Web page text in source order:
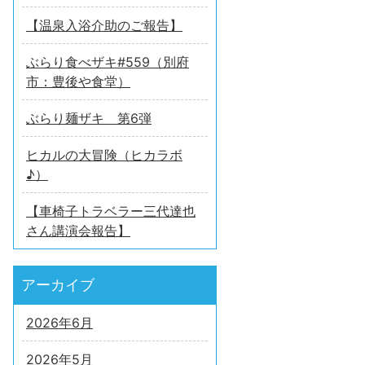
【温泉入浴介助のご報告】
ぶらり食べザキ#559（別府
市：豊後や食堂）
ぶらり麺ザキ 第6弾
ヒカルの大冒険（ヒカラボ
♪）
【車椅子トラベラー三代達也
さん講演会報告】
アーカイブ
2026年6月
2026年5月